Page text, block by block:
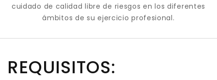
cuidado de calidad libre de riesgos en los diferentes
ámbitos de su ejercicio profesional.
REQUISITOS: